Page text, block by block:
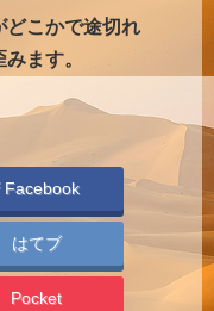
どこかで途切れ
ます。
Facebook
はてブ
Pocket